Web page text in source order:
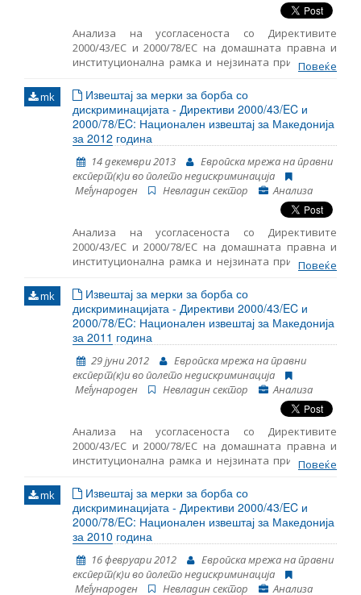
Aнализа на усогласеноста со Директивите
2000/43/EC и 2000/78/EC на домашната правна и
институционална рамка и нејзината примена во
Повеќе
mk
Извештај за мерки за борба со
дискриминацијата - Директиви 2000/43/EC и
2000/78/EC: Национален извештај за Македонија
за 2012 година
14 декември 2013
Европска мрежа на правни
експерт(к)и во полето недискриминација
Mеѓународен
Невладин сектор Анализа
Aнализа на усогласеноста со Директивите
2000/43/EC и 2000/78/EC на домашната правна и
институционална рамка и нејзината примена во
Повеќе
mk
Извештај за мерки за борба со
дискриминацијата - Директиви 2000/43/EC и
2000/78/EC: Национален извештај за Македонија
за 2011 година
29 јуни 2012
Европска мрежа на правни
експерт(к)и во полето недискриминација
Mеѓународен
Невладин сектор Анализа
Aнализа на усогласеноста со Директивите
2000/43/EC и 2000/78/EC на домашната правна и
институционална рамка и нејзината примена во
Повеќе
mk
Извештај за мерки за борба со
дискриминацијата - Директиви 2000/43/EC и
2000/78/EC: Национален извештај за Македонија
за 2010 година
16 февруари 2012
Европска мрежа на правни
експерт(к)и во полето недискриминација
Mеѓународен
Невладин сектор Анализа